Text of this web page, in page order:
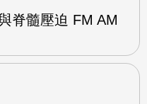
脊髓壓迫 FM AM